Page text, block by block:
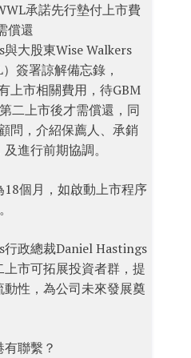
承諾先行墊付上市費
償還
與大股東Wise Walkers
簽署諒解備忘錄，
上市相關費用，待GBM
二上市後才需償還，同
問，介紹保薦人、承銷
進行前期協調。
個月，如啟動上市程序
行政總裁Daniel Hastings
市可拓展投資者群，提
動性，為公司未來發展奠
聯繫？